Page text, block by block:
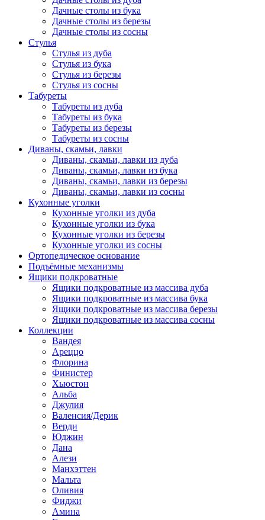
Дачные столы из бука
Дачные столы из березы
Дачные столы из сосны
Стулья
Стулья из дуба
Стулья из бука
Стулья из березы
Стулья из сосны
Табуреты
Табуреты из дуба
Табуреты из бука
Табуреты из березы
Табуреты из сосны
Диваны, скамьи, лавки
Диваны, скамьи, лавки из дуба
Диваны, скамьи, лавки из бука
Диваны, скамьи, лавки из березы
Диваны, скамьи, лавки из сосны
Кухонные уголки
Кухонные уголки из дуба
Кухонные уголки из бука
Кухонные уголки из березы
Кухонные уголки из сосны
Ортопедическое основание
Подъёмные механизмы
Ящики подкроватные
Ящики подкроватные из массива дуба
Ящики подкроватные из массива бука
Ящики подкроватные из массива березы
Ящики подкроватные из массива сосны
Коллекции
Вандея
Ареццо
Флорина
Финистер
Хьюстон
Альба
Джулия
Валенсия/Дерик
Верди
Юджин
Дана
Алези
Манхэттен
Мальта
Оливия
Фиджи
Амина